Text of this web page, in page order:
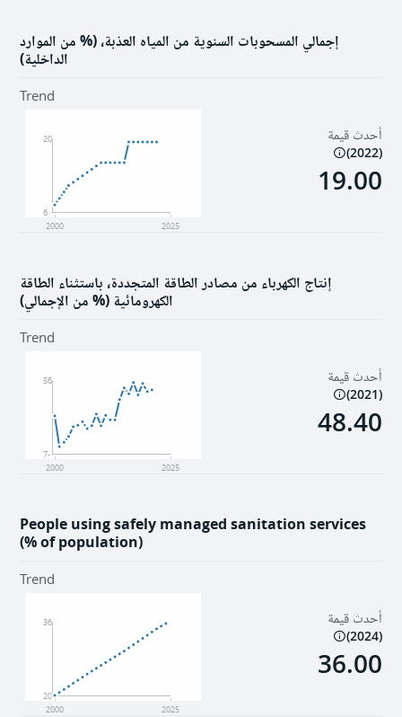
إجمالي المسحوبات السنوية من المياه العذبة، (% من الموارد
الداخلية)
أحدث قيمة
(
2022
)
19.00
Trend
2000 2025
6
20
إنتاج الكهرباء من مصادر الطاقة المتجددة، باستثناء الطاقة
الكهرومائية (% من الإجمالي)
أحدث قيمة
(
2021
)
48.40
Trend
2000 2025
-7
56
People using safely managed sanitation services
(% of population)
أحدث قيمة
(
2024
)
36.00
Trend
2000 2025
20
36